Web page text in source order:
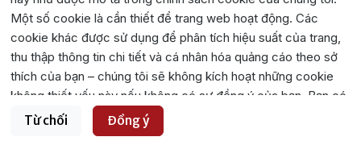
Hotline: 0262.3825999
0262.3827999
Email: hiephoidoanhnghiepdaklak@gmail.com
Website: https://hiephoidoanhnghiepdaklak.org
Bản đồ: https://maps.app.goo.gl/jYirzGGrLPUqLgvS9
©2026. Toàn bộ bản quyền thuộc Hiệp hội Doanh nghiệp Tỉnh Đắk
Một số cookie là cần thiết để trang web hoạt động. Các
cookie khác được sử dụng để phân tích hiệu suất của trang,
thu thập thông tin chi tiết và cá nhân hóa quảng cáo theo sở
thích của bạn – chúng tôi sẽ không kích hoạt những cookie
không thiết yếu này nếu không có sự đồng ý của bạn. Bạn có
thể chấp nhận hoặc từ chối tất cả cookie không thiết yếu
bằng các nút bên dưới.
Từ chối Đồng ý